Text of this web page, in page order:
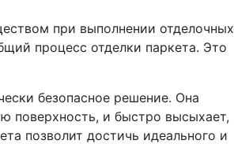
при выполнении отделочных
процесс отделки паркета. Это
безопасное решение. Она
поверхность, и быстро высыхает,
позволит достичь идеального и